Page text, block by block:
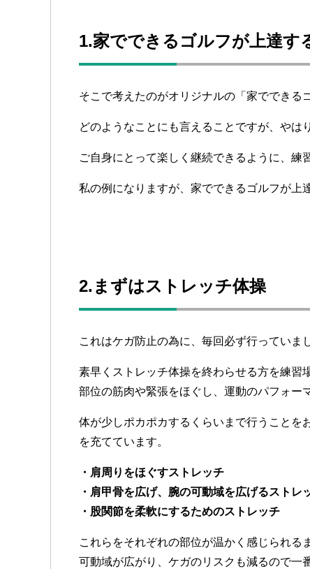
1.家でできるゴルフが上達す
そこで考えたのがオリジナルの「家でできる
どのようなことにも言えることですが、やは
ご自身にとって楽しく継続できるように、練
私の例になりますが、家でできるゴルフが上
2.まずはストレッチ体操
これはケガ防止の為に、毎回必ず行っていま
素早くストレッチ体操を終わらせる方を練習
部位の筋肉や緊張をほぐし、運動のパフォー
体が少しポカポカするくらいまで行うことを
を充てています。
・肩周りをほぐすストレッチ
・肩甲骨を広げ、腕の可動域を広げるストレ
・股関節を柔軟にするためのストレッチ
これらをそれぞれの部位が温かく感じられ
可動域が広がり、ケガのリスクも減るので一